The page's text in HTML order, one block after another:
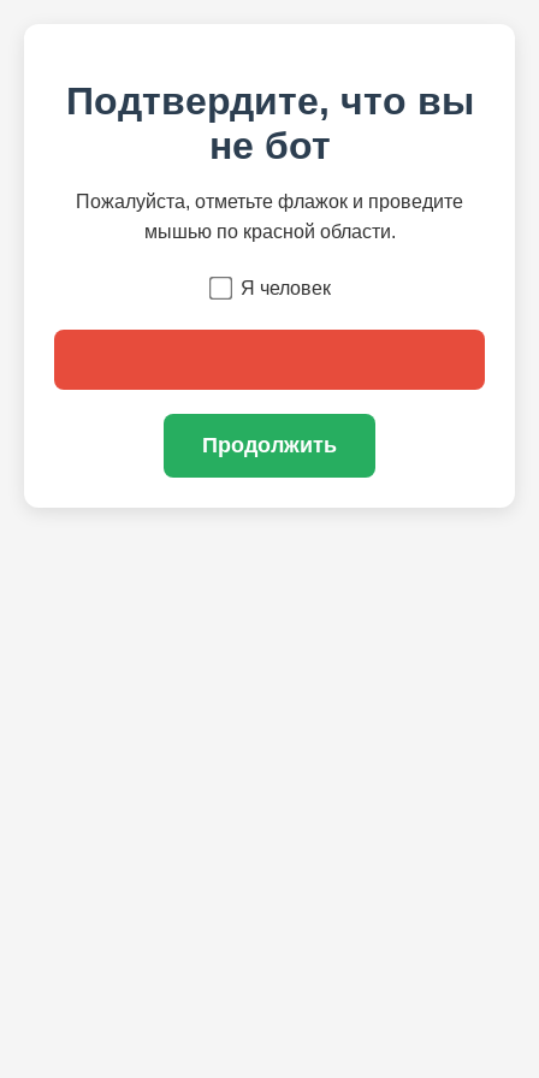
Подтвердите, что вы
не бот
Пожалуйста, отметьте флажок и проведите
мышью по красной области.
Я человек
Продолжить